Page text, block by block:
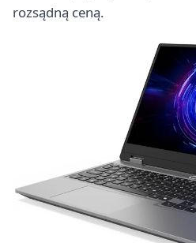
rozsądną ceną.